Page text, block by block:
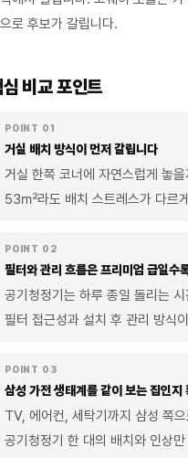
로 후보가 갈립니다.
비교 포인트
POINT 01
거실 배치 방식이 먼저 갈립니다
거실 한쪽 코너에 자연스럽게 놓
53㎡라도 배치 스트레스가 다르
POINT 02
필터와 관리 흐름은 프리미엄 급일수
공기청정기는 하루 종일 돌리는
필터 접근성과 설치 후 관리 방식
POINT 03
삼성 가전 생태계를 같이 보는 집인지
TV, 에어컨, 세탁기까지 삼성 쪽
공기청정기 한 대의 배치와 인상